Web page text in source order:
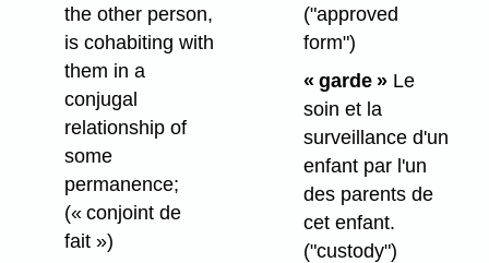
the other person,
is cohabiting with
them in a
conjugal
relationship of
some
permanence;
(« conjoint de
fait »)
("approved
form")
« garde »Le
soin et la
surveillance d'un
enfant par l'un
des parents de
cet enfant.
("custody")